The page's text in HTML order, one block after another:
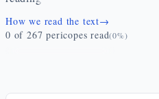
How we read the text→
0 of 267 pericopes read(0%)